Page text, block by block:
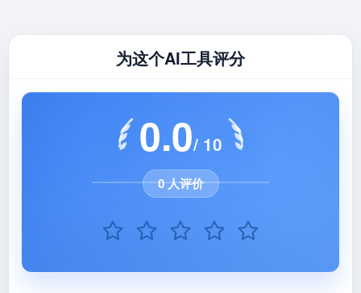
为这个AI工具评分
0.0/ 10
0 人评价